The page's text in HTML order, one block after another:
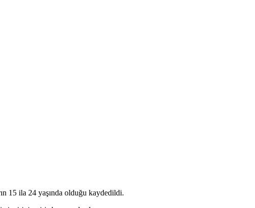
15 ila 24 yaşında olduğu kaydedildi.